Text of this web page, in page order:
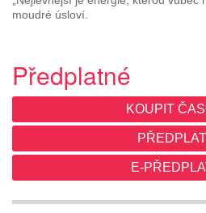
moudré úsloví.
Předplatné
KOUPIT
E-